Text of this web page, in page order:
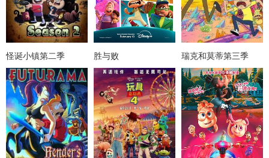
怪诞小镇第二季 胜与败 瑞克和莫蒂第三季